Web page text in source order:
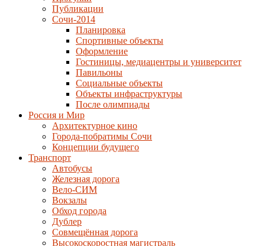
Публикации
Сочи-2014
Планировка
Спортивные объекты
Оформление
Гостиницы, медиацентры и университет
Павильоны
Социальные объекты
Объекты инфраструктуры
После олимпиады
Россия и Мир
Архитектурное кино
Города-побратимы Сочи
Концепции будущего
Транспорт
Автобусы
Железная дорога
Вело-СИМ
Вокзалы
Обход города
Дублер
Совмещённая дорога
Высокоскоростная магистраль